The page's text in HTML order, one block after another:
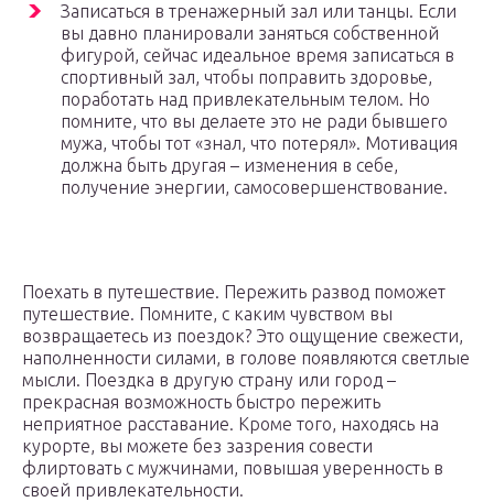
Записаться в тренажерный зал или танцы. Если
вы давно планировали заняться собственной
фигурой, сейчас идеальное время записаться в
спортивный зал, чтобы поправить здоровье,
поработать над привлекательным телом. Но
помните, что вы делаете это не ради бывшего
мужа, чтобы тот «знал, что потерял». Мотивация
должна быть другая – изменения в себе,
получение энергии, самосовершенствование.
Поехать в путешествие. Пережить развод поможет
путешествие. Помните, с каким чувством вы
возвращаетесь из поездок? Это ощущение свежести,
наполненности силами, в голове появляются светлые
мысли. Поездка в другую страну или город –
прекрасная возможность быстро пережить
неприятное расставание. Кроме того, находясь на
курорте, вы можете без зазрения совести
флиртовать с мужчинами, повышая уверенность в
своей привлекательности.